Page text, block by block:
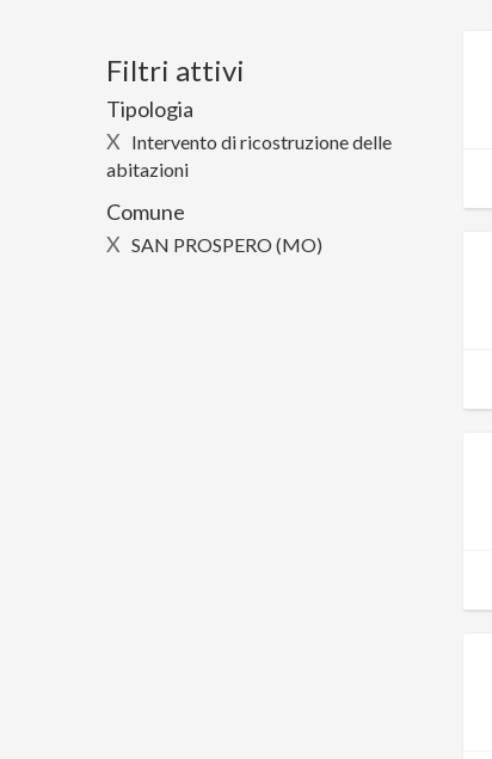
Filtri attivi
Tipologia
X Intervento di ricostruzione delle
abitazioni
Comune
X SAN PROSPERO (MO)